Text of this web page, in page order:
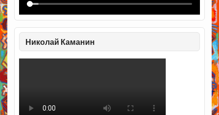
Николай Каманин